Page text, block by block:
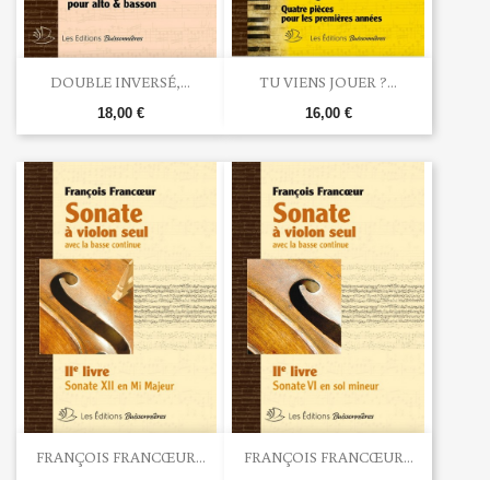
DOUBLE INVERSÉ,...
18,00 €
TU VIENS JOUER ?...
16,00 €
FRANÇOIS FRANCŒUR... FRANÇOIS FRANCŒUR...